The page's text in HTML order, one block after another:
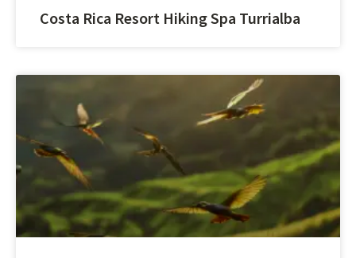
Costa Rica Resort Hiking Spa Turrialba